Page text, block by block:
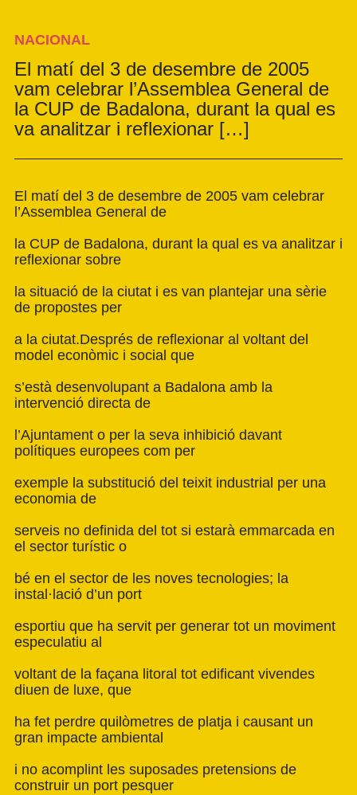
NACIONAL
El matí del 3 de desembre de 2005
vam celebrar l’Assemblea General de
la CUP de Badalona, durant la qual es
va analitzar i reflexionar […]
El matí del 3 de desembre de 2005 vam celebrar
l’Assemblea General de
la CUP de Badalona, durant la qual es va analitzar i
reflexionar sobre
la situació de la ciutat i es van plantejar una sèrie
de propostes per
a la ciutat.Després de reflexionar al voltant del
model econòmic i social que
s’està desenvolupant a Badalona amb la
intervenció directa de
l’Ajuntament o per la seva inhibició davant
polítiques europees com per
exemple la substitució del teixit industrial per una
economia de
serveis no definida del tot si estarà emmarcada en
el sector turístic o
bé en el sector de les noves tecnologies; la
instal·lació d’un port
esportiu que ha servit per generar tot un moviment
especulatiu al
voltant de la façana litoral tot edificant vivendes
diuen de luxe, que
ha fet perdre quilòmetres de platja i causant un
gran impacte ambiental
i no acomplint les suposades pretensions de
construir un port pesquer